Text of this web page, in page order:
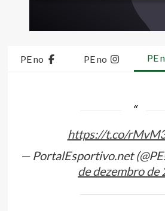
PE no PE no PE
https://t.co/
— PortalEsportivo.net
de dezembro de